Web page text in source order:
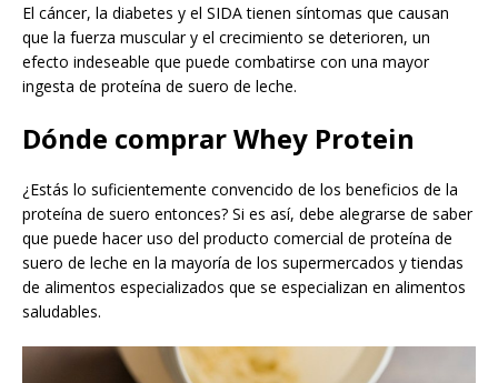
El cáncer, la diabetes y el SIDA tienen síntomas que causan
que la fuerza muscular y el crecimiento se deterioren, un
efecto indeseable que puede combatirse con una mayor
ingesta de proteína de suero de leche.
Dónde comprar Whey Protein
¿Estás lo suficientemente convencido de los beneficios de la
proteína de suero entonces? Si es así, debe alegrarse de saber
que puede hacer uso del producto comercial de proteína de
suero de leche en la mayoría de los supermercados y tiendas
de alimentos especializados que se especializan en alimentos
saludables.